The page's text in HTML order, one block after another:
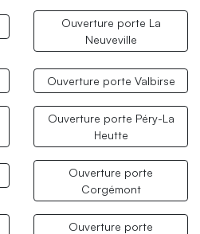
Ouverture porte La
Neuveville
Ouverture porte Valbirse
Ouverture porte Péry-La
Heutte
Ouverture porte
Corgémont
Ouverture porte